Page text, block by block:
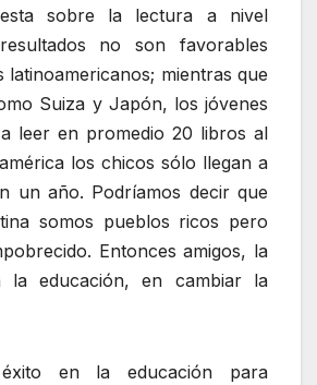
sobre la lectura a nivel
no son favorables
latinoamericanos; mientras que
Suiza y Japón, los jóvenes
leer en promedio 20 libros al
los chicos sólo llegan a
un año. Podríamos decir que
somos pueblos ricos pero
Entonces amigos, la
la educación, en cambiar la
en la educación para